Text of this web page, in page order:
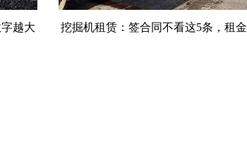
越大 挖掘机租赁：签合同不看这5条，租金